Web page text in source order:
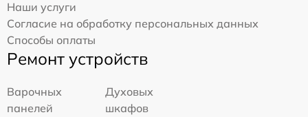
Наши услуги
Согласие на обработку персональных данных
Способы оплаты
Ремонт устройств
Варочных
панелей
Духовых
шкафов